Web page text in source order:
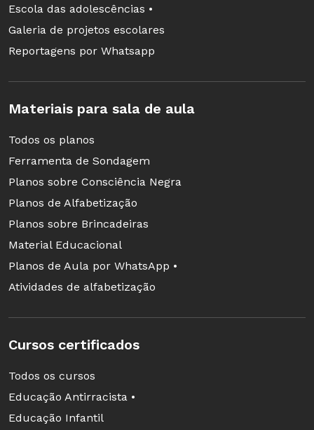
Escola das adolescências •
Galeria de projetos escolares
Reportagens por Whatsapp
Materiais para sala de aula
Todos os planos
Ferramenta de Sondagem
Planos sobre Consciência Negra
Planos de Alfabetização
Planos sobre Brincadeiras
Material Educacional
Planos de Aula por WhatsApp •
Atividades de alfabetização
Cursos certificados
Todos os cursos
Educação Antirracista •
Educação Infantil